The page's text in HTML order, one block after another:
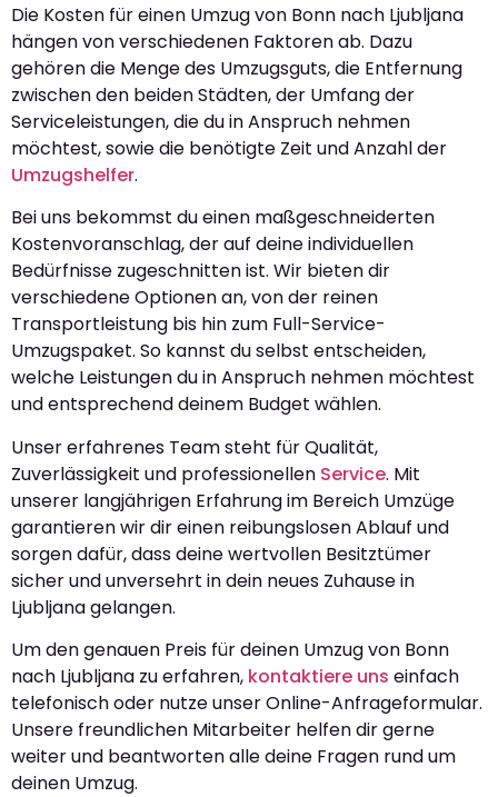
Die Kosten für einen Umzug von Bonn nach Ljubljana
hängen von verschiedenen Faktoren ab. Dazu
gehören die Menge des Umzugsguts, die Entfernung
zwischen den beiden Städten, der Umfang der
Serviceleistungen, die du in Anspruch nehmen
möchtest, sowie die benötigte Zeit und Anzahl der
Umzugshelfer.
Bei uns bekommst du einen maßgeschneiderten
Kostenvoranschlag, der auf deine individuellen
Bedürfnisse zugeschnitten ist. Wir bieten dir
verschiedene Optionen an, von der reinen
Transportleistung bis hin zum Full-Service-
Umzugspaket. So kannst du selbst entscheiden,
welche Leistungen du in Anspruch nehmen möchtest
und entsprechend deinem Budget wählen.
Unser erfahrenes Team steht für Qualität,
Zuverlässigkeit und professionellen Service. Mit
unserer langjährigen Erfahrung im Bereich Umzüge
garantieren wir dir einen reibungslosen Ablauf und
sorgen dafür, dass deine wertvollen Besitztümer
sicher und unversehrt in dein neues Zuhause in
Ljubljana gelangen.
Um den genauen Preis für deinen Umzug von Bonn
nach Ljubljana zu erfahren, kontaktiere uns einfach
telefonisch oder nutze unser Online-Anfrageformular.
Unsere freundlichen Mitarbeiter helfen dir gerne
weiter und beantworten alle deine Fragen rund um
deinen Umzug.